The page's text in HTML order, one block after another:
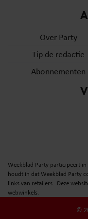
partners voor social
informatie die u aan
verzameld op basis
gebruiken.
Over Party
Tip de redactie
Abonnementen
Weekblad Party participeert in
houdt in dat Weekblad Party
links van retailers. Deze
webwinkels.
©